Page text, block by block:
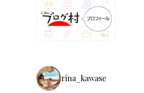
rina_kawase